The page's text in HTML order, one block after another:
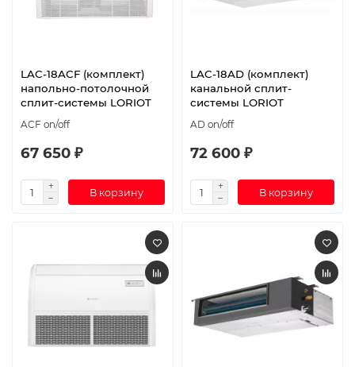
LAC-18ACF (комплект)
напольно-потолочной
сплит-системы LORIOT
ACF on/off
67 650 ₽
В корзину
LAC-18AD (комплект)
канальной сплит-
системы LORIOT
AD on/off
72 600 ₽
В корзину